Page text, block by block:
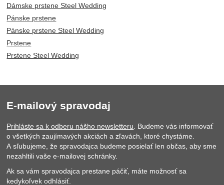
Dámske prstene Steel Wedding
Pánske prstene
Pánske prstene Steel Wedding
Prstene
Prstene Steel Wedding
E-mailový spravodaj
Prihláste sa k odberu nášho newsletteru . Budeme vás informovať
o všetkých zaujímavých akciách a zľavách, ktoré chystáme.
A sľubujeme, že spravodajca budeme posielať len občas, aby sme
nezahltili vaše e-mailovej schránky.
Ak sa vám spravodajca prestane páčiť, máte možnosť sa
kedykoľvek odhlásiť.